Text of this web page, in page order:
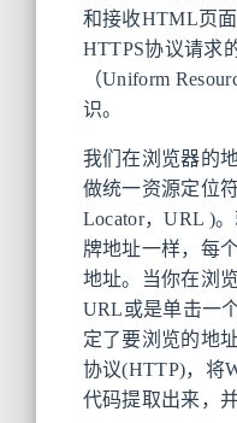
和接收HTML页
HTTPS协议请求
（Uniform
识。
我们在浏览器的
做统一资源定位
Locator，URL )
牌地址一样，每
地址。当你在浏
URL或是单击一
定了要浏览的地
协议(HTTP)，将
代码提取出来，